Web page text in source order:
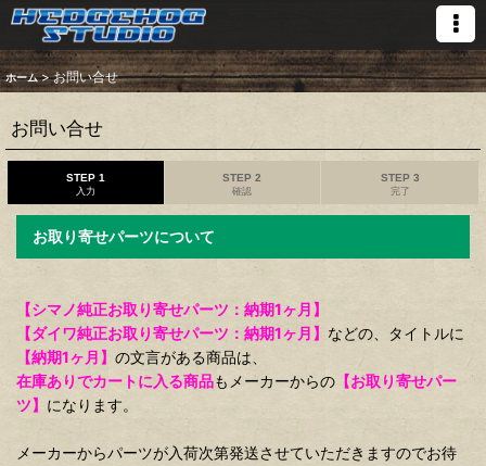
ホーム > お問い合せ
お問い合せ
STEP 1
入力
STEP 2
確認
STEP 3
完了
お取り寄せパーツについて
【シマノ純正お取り寄せパーツ：納期1ヶ月】
【ダイワ純正お取り寄せパーツ：納期1ヶ月】 などの、タイトルに
【納期1ヶ月】 の文言がある商品は、
在庫ありでカートに入る商品もメーカーからの 【お取り寄せパー
ツ】 になります。
メーカーからパーツが入荷次第発送させていただきますのでお待